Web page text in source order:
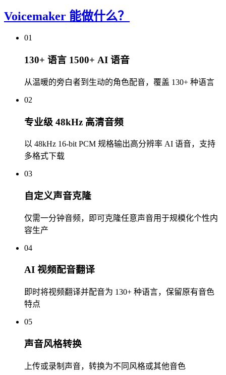
Voicemaker 能做什么？
01
130+ 语言 1500+ AI 语音
从温暖的旁白者到生动的角色配音，覆盖 130+ 种语言
02
专业级 48kHz 高清音频
以 48kHz 16-bit PCM 规格输出高分辨率 AI 语音，支持
多格式下载
03
自定义声音克隆
仅需一分钟音频，即可克隆任意声音用于规模化个性内
容生产
04
AI 视频配音翻译
即时将视频翻译并配音为 130+ 种语言，保留原有音色
特点
05
声音风格转换
上传或录制声音，转换为不同风格或其他音色